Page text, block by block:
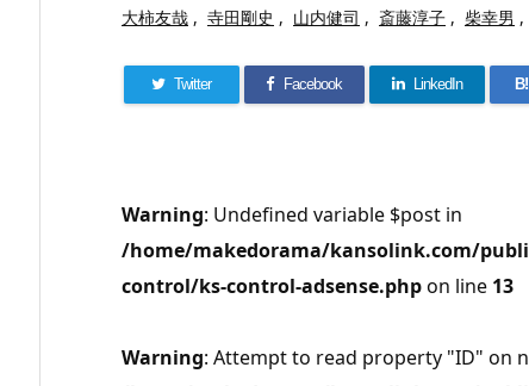
大柿友哉 , 寺田剛史 , 山内健司 , 斎藤淳子 , 柴幸男 ,
Twitter Facebook LinkedIn B!
Warning: Undefined variable $post in
/home/makedorama/kansolink.com/
control/ks-control-adsense.phpon line 13
Warning: Attempt to read property "ID" on